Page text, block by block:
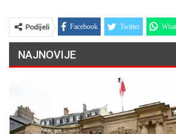
Podijeli Facebook Twitter
NAJNOVIJE